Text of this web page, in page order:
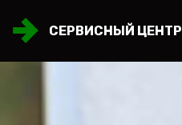
СЕРВИСНЫЙ ЦЕНТР